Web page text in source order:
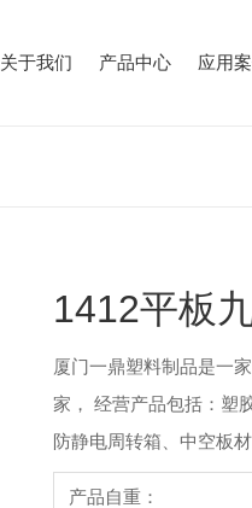
关于我们 产品中心 应用
1412平板
厦门一鼎塑料制品是一
家， 经营产品包括：塑
防静电周转箱、中空板
产品自重：